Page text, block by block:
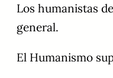
Los humanistas
general.
El Humanismo